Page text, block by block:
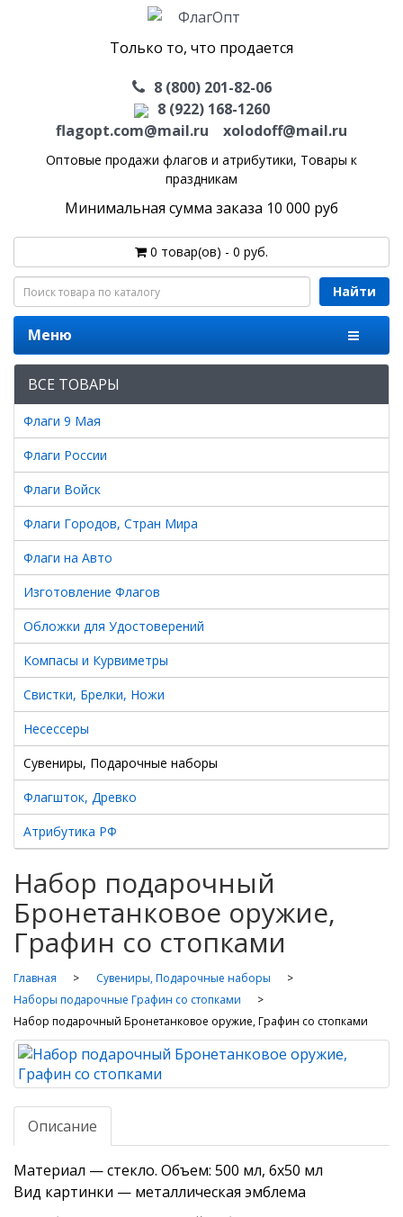
Только то, что продается
8 (800) 201-82-06
8 (922) 168-1260
flagopt.com@mail.ru
xolodoff@mail.ru
Оптовые продажи флагов и атрибутики, Товары к
праздникам
Минимальная сумма заказа 10 000 руб
0 товар(ов) - 0 руб.
Найти
Меню
ВСЕ ТОВАРЫ
Флаги 9 Мая
Флаги России
Флаги Войск
Флаги Городов, Стран Мира
Флаги на Авто
Изготовление Флагов
Обложки для Удостоверений
Компасы и Курвиметры
Свистки, Брелки, Ножи
Несессеры
Сувениры, Подарочные наборы
Флагшток, Древко
Атрибутика РФ
Набор подарочный
Бронетанковое оружие,
Графин со стопками
Главная
Сувениры, Подарочные наборы
Наборы подарочные Графин со стопками
Набор подарочный Бронетанковое оружие, Графин со стопками
Описание
Материал — стекло. Объем: 500 мл, 6x50 мл
Вид картинки — металлическая эмблема